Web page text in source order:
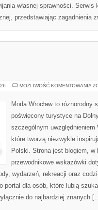
własnej sprawności. Serwis
przedstawiając zagadnienia
MOŻLIWOŚĆ KOMENTOWANIA
Moda Wrocław to różnorodny
poświęcony turystyce na
szczególnym uwzględnieniem
które tworzą niezwykle
Polski. Strona jest blogiem, w
przewodnikowe wskazówki
wydarzeń, rekreacji oraz
portal dla osób, które lubią
do najbardziej znanych